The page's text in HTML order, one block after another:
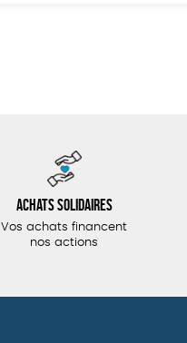
Achats solidaires
Vos achats financent
nos actions